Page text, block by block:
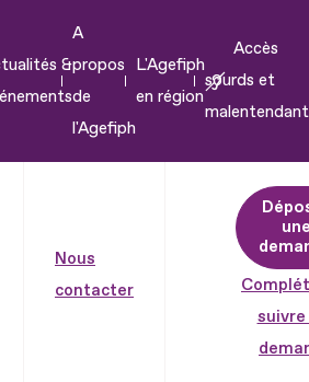
&
A
propos
de
l'Agefiph
L'Agefiph
en région
Accès
sourds et
Nous
contacter
suivre